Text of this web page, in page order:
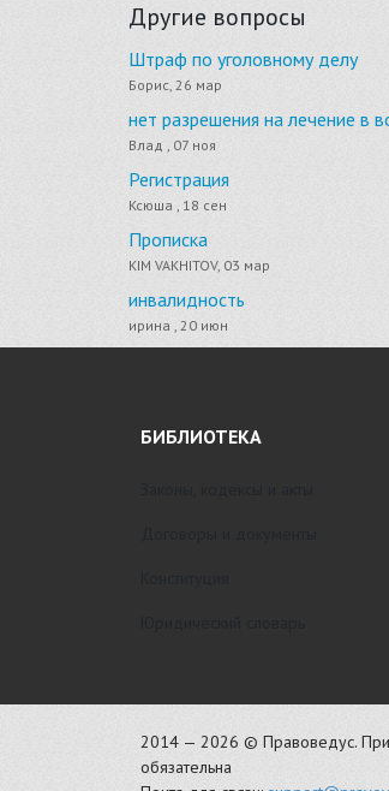
Другие вопросы
Штраф по уголовному делу
Борис, 26 мар
нет разрешения на лечение в
Влад , 07 ноя
Регистрация
Ксюша , 18 сен
Прописка
KIM VAKHITOV, 03 мар
инвалидность
ирина , 20 июн
БИБЛИОТЕКА
2014 — 2026 © Правоведус. При
обязательна